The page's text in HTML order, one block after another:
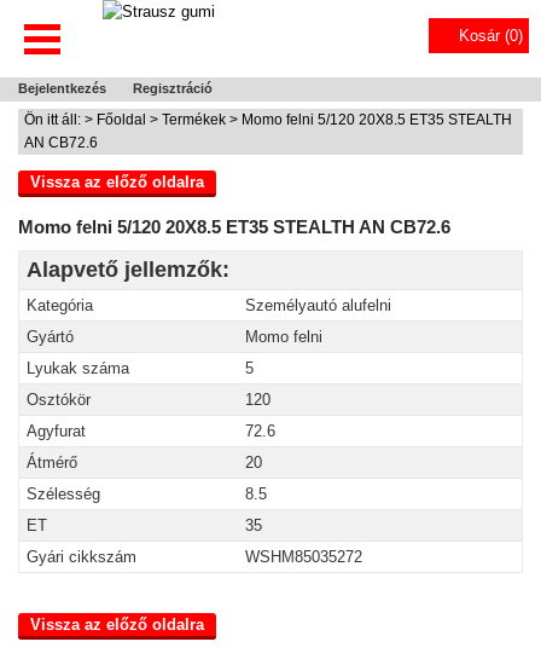
Kosár (0)
Bejelentkezés Regisztráció
Ön itt áll: > Főoldal > Termékek > Momo felni 5/120 20X8.5 ET35 STEALTH
AN CB72.6
Vissza az előző oldalra
Momo felni 5/120 20X8.5 ET35 STEALTH AN CB72.6
Alapvető jellemzők:
Kategória
Személyautó alufelni
Gyártó
Momo felni
Lyukak száma
5
Osztókör
120
Agyfurat
72.6
Átmérő
20
Szélesség
8.5
ET
35
Gyári cikkszám
WSHM85035272
Vissza az előző oldalra